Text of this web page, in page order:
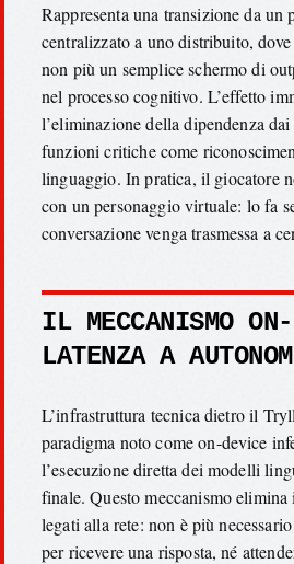
Rappresenta una transizione da un
centralizzato a uno distribuito,
non più un semplice schermo di
nel processo cognitivo. L’effetto
l’eliminazione della dipendenza
funzioni critiche come
linguaggio. In pratica, il giocatore
con un personaggio virtuale: lo fa
conversazione venga trasmessa a
IL MECCANISMO
LATENZA A
L’infrastruttura tecnica dietro il
paradigma noto come on-device
l’esecuzione diretta dei modelli
finale. Questo meccanismo
legati alla rete: non è più
per ricevere una risposta, né